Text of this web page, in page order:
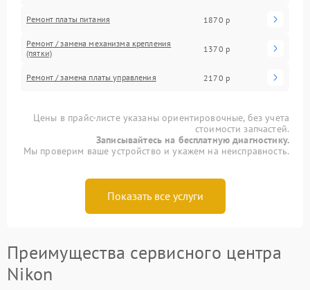
Ремонт платы питания 1870 р
Ремонт / замена механизма крепления
(пятки)
1370 р
Ремонт / замена платы управления 2170 р
Цены в прайс-листе указаны ориентировочные, без учета
стоимости запчастей.
Записывайтесь на бесплатную диагностику.
Мы проверим ваше устройство и укажем на неисправность.
Показать все услуги
Преимущества сервисного центра
Nikon